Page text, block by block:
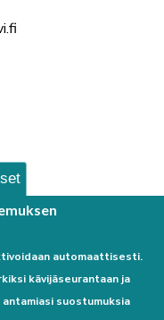
automaattisesti.
kävijäseurantaan ja
suostumuksia